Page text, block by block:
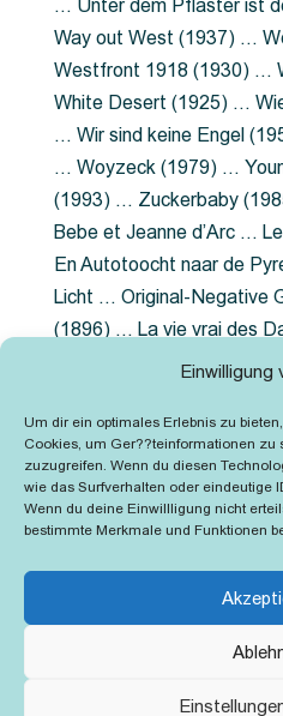
Einwilligung
Um dir ein optimales Erlebnis zu
Cookies, um Ger??teinformationen zu
zuzugreifen. Wenn du diesen
wie das Surfverhalten oder eindeutige
Wenn du deine Einwillligung nicht
bestimmte Merkmale und Funktionen
… Unter dem Pflaster ist
Way out West (1937) …
Westfront 1918 (1930) …
White Desert (1925) …
… Wir sind keine Engel
… Woyzeck (1979) …
(1993) … Zuckerbaby
Bebe et Jeanne d’Arc …
En Autotoocht naar de
Licht … Original-Negative
(1896) … La vie vrai des
photographer … Feuer im
Grubenlampe … Tolstoy
Lady Hamilton … Mütter
Ruttmann Werbefilme